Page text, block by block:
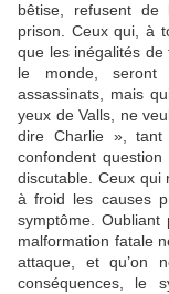
bêtise, refusent de
prison. Ceux qui, à
que les inégalités
le monde,
assassinats, mais
yeux de Valls, ne
dire Charlie »,
confondent
discutable. Ceux qui
à froid les causes
symptôme.
malformation fatale
attaque, et qu’on
conséquences, le